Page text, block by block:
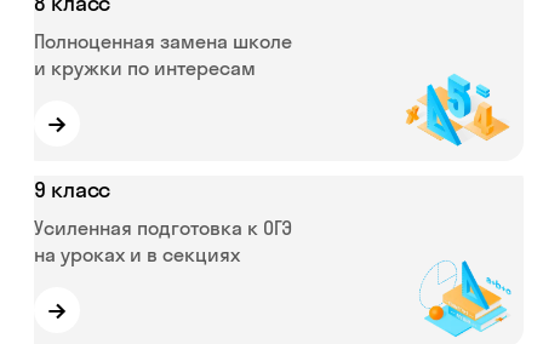
Полноценная замена школе
и кружки по интересам
→
9 класс
Усиленная подготовка к ОГЭ
на уроках и в секциях
→